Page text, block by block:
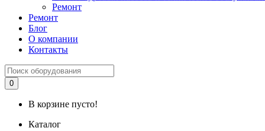
Ремонт
Ремонт
Блог
О компании
Контакты
0
В корзине пусто!
Каталог